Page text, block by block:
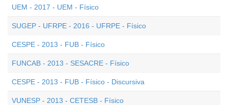
UEM - 2017 - UEM - Físico
SUGEP - UFRPE - 2016 - UFRPE - Físico
CESPE - 2013 - FUB - Físico
FUNCAB - 2013 - SESACRE - Físico
CESPE - 2013 - FUB - Físico - Discursiva
VUNESP - 2013 - CETESB - Físico